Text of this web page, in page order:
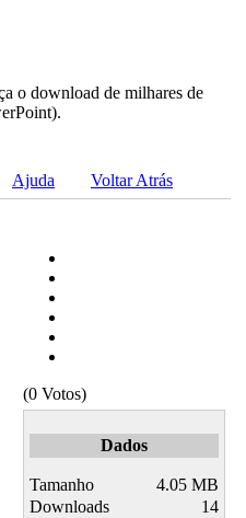
o download de milhares de
Ajuda
Voltar Atrás
(0 Votos)
Dados
Tamanho
4.05 MB
Downloads
14